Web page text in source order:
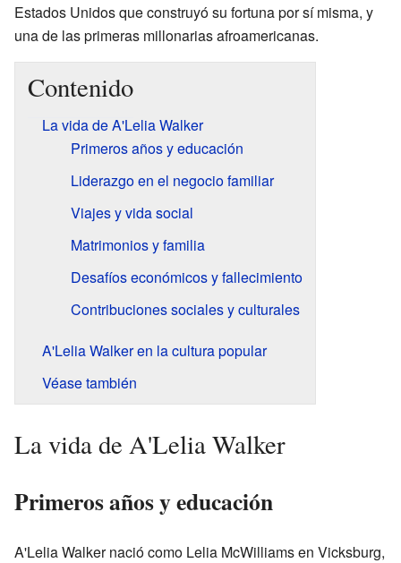
Estados Unidos que construyó su fortuna por sí misma, y
una de las primeras millonarias afroamericanas.
Contenido
La vida de A'Lelia Walker
Primeros años y educación
Liderazgo en el negocio familiar
Viajes y vida social
Matrimonios y familia
Desafíos económicos y fallecimiento
Contribuciones sociales y culturales
A'Lelia Walker en la cultura popular
Véase también
La vida de A'Lelia Walker
Primeros años y educación
A'Lelia Walker nació como Lelia McWilliams en Vicksburg,